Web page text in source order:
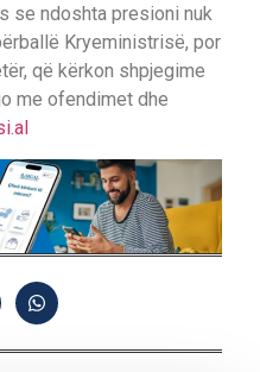
se ndoshta presioni nuk
Kryeministrisë, por
që kërkon shpjegime
me ofendimet dhe